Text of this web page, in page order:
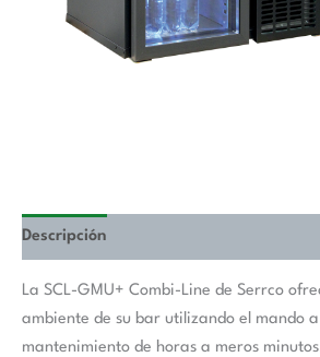
Descripción
La SCL-GMU+ Combi-Line de Serrco
ambiente de su bar utilizando el mando
mantenimiento de horas a meros